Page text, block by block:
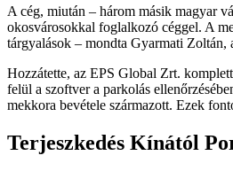
A cég, miután – három másik magyar
okosvárosokkal foglalkozó céggel. A
tárgyalások – mondta Gyarmati
Hozzátette, az EPS Global Zrt.
felül a szoftver a parkolás
mekkora bevétele származott. Ezek
Terjeszkedés Kínától